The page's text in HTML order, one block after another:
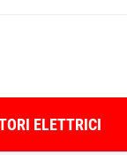
ELETTRICI